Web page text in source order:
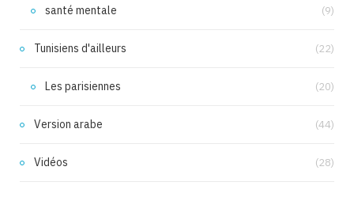
santé mentale (9)
Tunisiens d'ailleurs (22)
Les parisiennes (20)
Version arabe (44)
Vidéos (28)